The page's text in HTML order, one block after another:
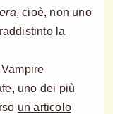
, cioè, non uno
la
uno dei più
un articolo